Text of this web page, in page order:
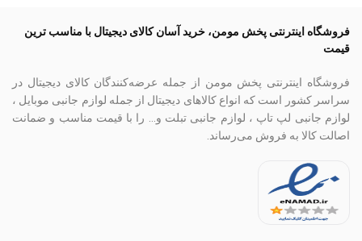
فروشگاه اینترنتی پخش مومن، خرید آسان کالای دیجیتال با مناسب ترین
قیمت
فروشگاه اینترنتی پخش مومن از جمله عرضه‌کنندگان کالای دیجیتال در
سراسر کشور است که انواع کالاهای دیجیتال از جمله لوازم جانبی موبایل ،
لوازم جانبی لپ تاپ ، لوازم جانبی تبلت و… را با قیمت مناسب و ضمانت
اصالت کالا به فروش می‌رساند.